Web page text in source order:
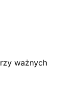
ważnych